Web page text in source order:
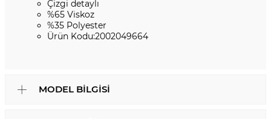
Çizgi detaylı
%65 Viskoz
%35 Polyester
Ürün Kodu:2002049664
MODEL BILGISI